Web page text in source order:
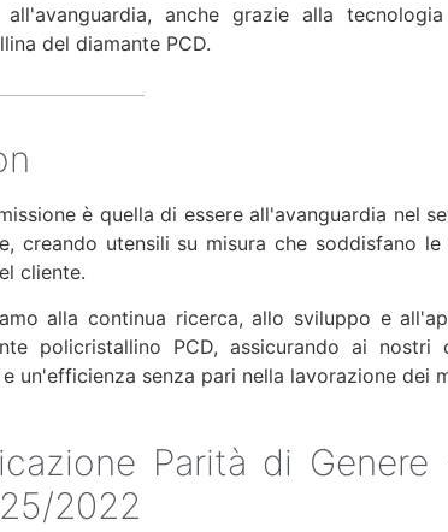
all'avanguardia, anche grazie alla tecnologia
del diamante PCD.
è quella di essere all'avanguardia nel
creando utensili su misura che soddisfano le
cliente.
alla continua ricerca, allo sviluppo e
policristallino PCD, assicurando ai nostri
un'efficienza senza pari nella lavorazione dei
Parità di Genere
2022